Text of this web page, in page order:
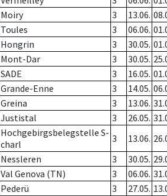
Moiry 3 13.06.
Toules 3 06.06.
Hongrin 3 30.05.
Mont-Dar 3 30.05.
SADE 3 16.05.
Grande-Enne 3 14.05.
Greina 3 13.06.
Justistal 3 26.05.
Hochgebirgsbelegstelle S-
charl
3 13.06.
Nessleren 3 30.05.
Val Genova (TN) 3 06.06.
Pederü 3 27.05.